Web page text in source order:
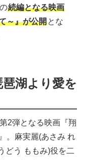
続編となる映画
～』が公開とな
湖より愛を
2弾となる映画『翔
。麻実麗(あさみ れ
どう ももみ)役を二